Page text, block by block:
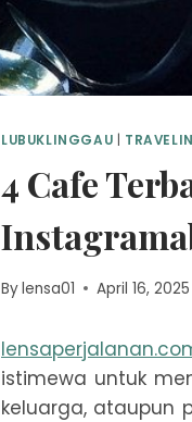
LUBUKLINGGAU
4 Cafe
Bylensa01 April 16, 2025
istimewa untuk
keluarga, ataupun